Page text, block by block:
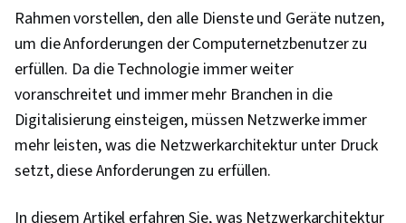
Rahmen vorstellen, den alle Dienste und Geräte nutzen,
um die Anforderungen der Computernetzbenutzer zu
erfüllen. Da die Technologie immer weiter
voranschreitet und immer mehr Branchen in die
Digitalisierung einsteigen, müssen Netzwerke immer
mehr leisten, was die Netzwerkarchitektur unter Druck
setzt, diese Anforderungen zu erfüllen.
In diesem Artikel erfahren Sie, was Netzwerkarchitektur